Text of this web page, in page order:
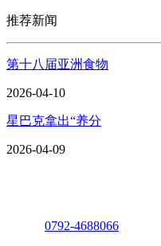
推荐新闻
第十八届亚洲食物
2026-04-10
星巴克拿出“养分
2026-04-09
0792-4688066